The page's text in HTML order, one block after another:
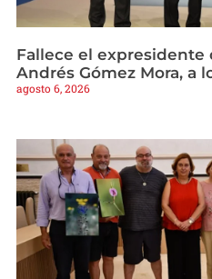
Fallece el expresidente
Andrés Gómez Mora, a
agosto 6, 2026